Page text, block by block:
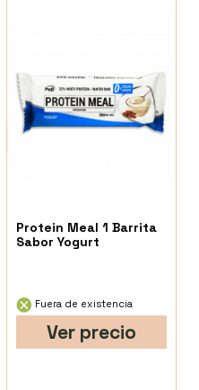
Protein Meal 1 Barrita
Sabor Yogurt
Fuera de existencia
Ver precio